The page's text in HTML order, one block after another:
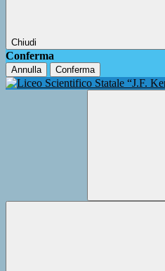
Chiudi
Conferma
Annulla Conferma